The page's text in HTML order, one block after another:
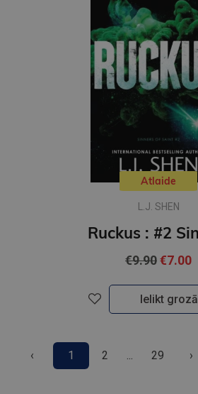
Atlaide
L.J. SHEN
€9.90€7.00
Ielikt grozā
‹ 1 2 ... 29 ›